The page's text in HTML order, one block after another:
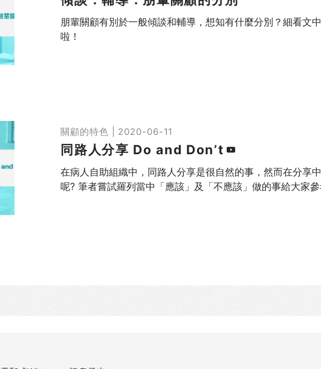
朋輩關顧有別於一般傾談和輔導，想知有什麼分別？細看文
啦！
關顧的特色 | 2020-06-11
同路人分享 Do and Don’t
在病人自助組織中，同路人分享是很自然的事，然而在分享
呢? 筆者嘗試羅列當中「應該」及「不應該」做的事給大家參